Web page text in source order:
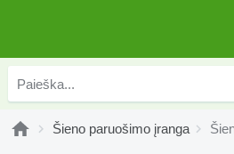
Šieno paruošimo įranga